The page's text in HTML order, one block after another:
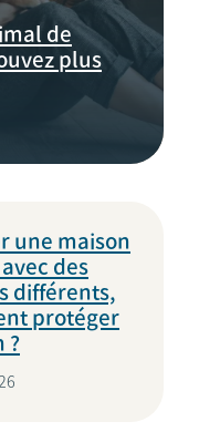
de
plus
une maison
des
différents,
protéger
?